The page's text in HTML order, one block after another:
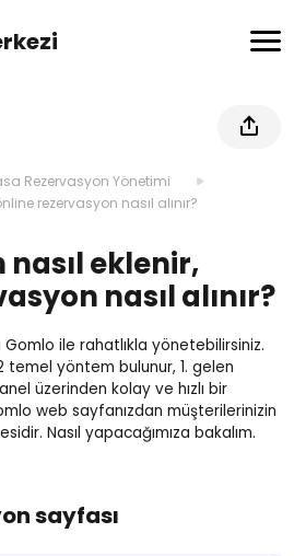
Rezervasyon Yönetimi
rezervasyon nasıl alınır?
nasıl eklenir,
nasıl alınır?
Gomlo ile rahatlıkla yönetebilirsiniz.
temel yöntem bulunur, 1. gelen
üzerinden kolay ve hızlı bir
web sayfanızdan müşterilerinizin
Nasıl yapacağımıza bakalım.
sayfası